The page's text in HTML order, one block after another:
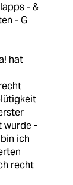
- &
- G
hat
wurde -
ich
recht